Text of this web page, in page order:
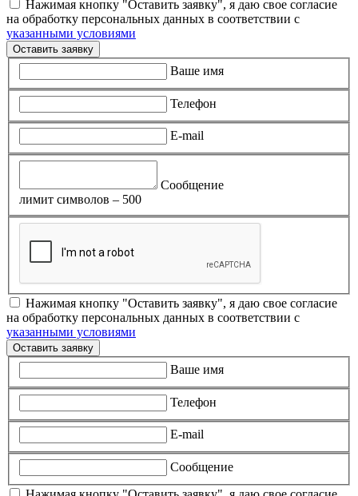
Нажимая кнопку "Оставить заявку", я даю свое согласие
на обработку персональных данных в соответствии с
указанными условиями
Оставить заявку
Ваше имя
Телефон
E-mail
Сообщение
лимит символов – 500
Нажимая кнопку "Оставить заявку", я даю свое согласие
на обработку персональных данных в соответствии с
указанными условиями
Оставить заявку
Ваше имя
Телефон
E-mail
Сообщение